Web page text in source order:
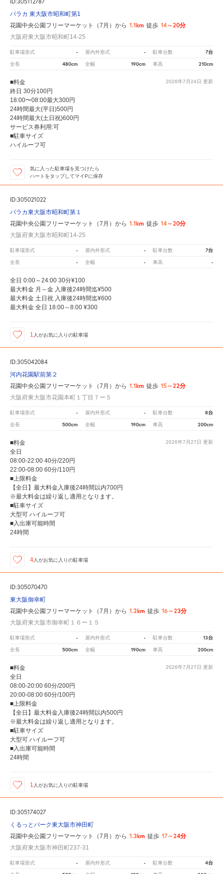
パラカ 東大阪市昭和町第1
花園中央公園フリーマーケット（7月）から 1.1km 徒歩 14～20分
大阪府東大阪市昭和町14-25
駐車場形式 - 屋内外形式 - 駐車台数 7台
全長 480cm 全幅 190cm 車高 210cm
2026年7月24日 更新
■料金
終日 30分100円
18:00〜08:00最大300円
24時間最大(平日)500円
24時間最大(土日祝)600円
サービス券利用:可
■駐車サイズ
ハイルーフ可
気に入った駐車場を見つけたら
ハートをタップしてマイPに保存
ID:305021022
パラカ東大阪市昭和町第１
花園中央公園フリーマーケット（7月）から 1.1km 徒歩 14～20分
大阪府東大阪市昭和町14-25
駐車場形式 - 屋内外形式 - 駐車台数 7台
全長 - 全幅 - 車高 -
全日 0:00～24:00 30分¥100
最大料金 月～金 入庫後24時間迄¥500
最大料金 土日祝 入庫後24時間迄¥600
最大料金 全日 18:00～8:00 ¥300
1 人がお気に入りの駐車場
ID:305042084
河内花園駅前第２
花園中央公園フリーマーケット（7月）から 1.1km 徒歩 15～22分
大阪府東大阪市花園本町１丁目７ー５
駐車場形式 - 屋内外形式 - 駐車台数 8台
全長 500cm 全幅 190cm 車高 200cm
2026年7月27日 更新
■料金
全日
08:00-22:00 40分/220円
22:00-08:00 60分/110円
■上限料金
【全日】最大料金入庫後24時間以内700円
※最大料金は繰り返し適用となります。
■駐車サイズ
大型可 ハイルーフ可
■入出庫可能時間
24時間
4 人がお気に入りの駐車場
ID:305070470
東大阪御幸町
花園中央公園フリーマーケット（7月）から 1.2km 徒歩 16～23分
大阪府東大阪市御幸町１６ー１５
駐車場形式 - 屋内外形式 - 駐車台数 13台
全長 500cm 全幅 190cm 車高 200cm
2026年7月27日 更新
■料金
全日
08:00-20:00 60分/200円
20:00-08:00 60分/100円
■上限料金
【全日】最大料金入庫後24時間以内500円
※最大料金は繰り返し適用となります。
■駐車サイズ
大型可 ハイルーフ可
■入出庫可能時間
24時間
1 人がお気に入りの駐車場
ID:305174027
くるっとパーク東大阪市神田町
花園中央公園フリーマーケット（7月）から 1.3km 徒歩 17～24分
大阪府東大阪市神田町237-31
駐車場形式 - 屋内外形式 - 駐車台数 4台